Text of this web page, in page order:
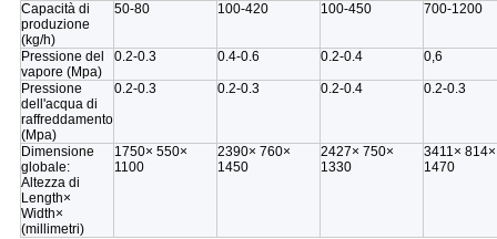
Capacità di
produzione
(kg/h)
50-80 100-420 100-450 700-1200
Pressione del
vapore (Mpa)
0.2-0.3 0.4-0.6 0.2-0.4 0,6
Pressione
dell'acqua di
raffreddamento
(Mpa)
0.2-0.3 0.2-0.3 0.2-0.4 0.2-0.3
Dimensione
globale:
Altezza di
Length×
Width×
(millimetri)
1750× 550×
1100
2390× 760×
1450
2427× 750×
1330
3411× 814×
1470